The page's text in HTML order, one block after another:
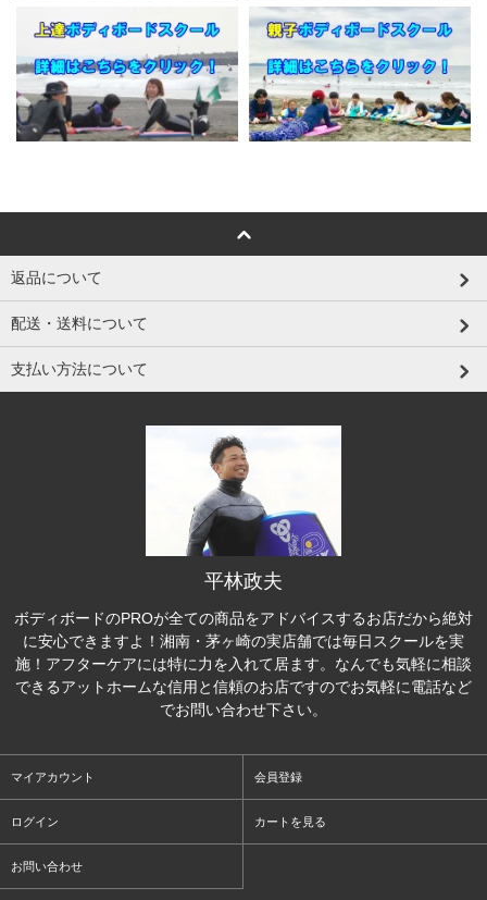
返品について
配送・送料について
支払い方法について
平林政夫
ボディボードのPROが全ての商品をアドバイスするお店だから絶対
に安心できますよ！湘南・茅ヶ崎の実店舗では毎日スクールを実
施！アフターケアには特に力を入れて居ます。なんでも気軽に相談
できるアットホームな信用と信頼のお店ですのでお気軽に電話など
でお問い合わせ下さい。
マイアカウント 会員登録
ログイン カートを見る
お問い合わせ